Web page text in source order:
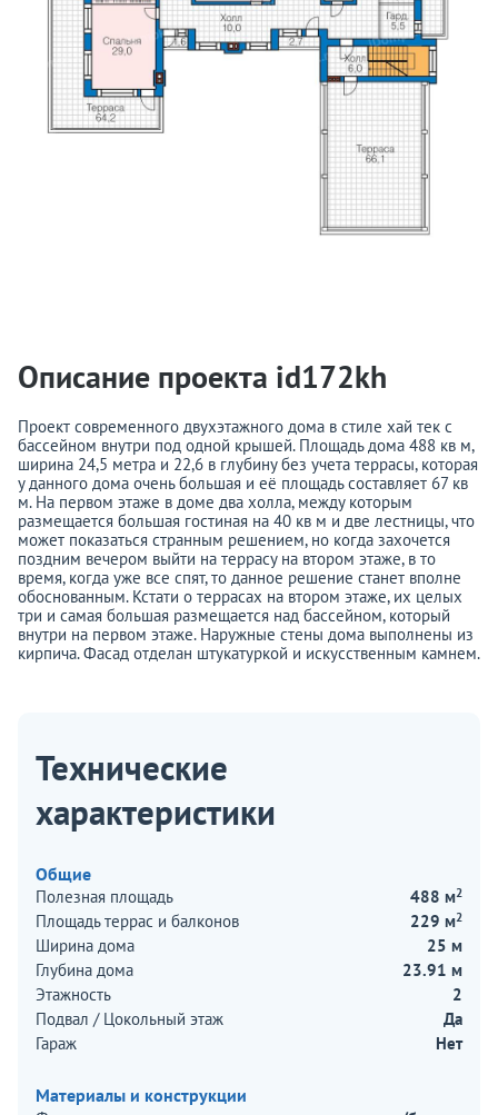
Описание проекта id172kh
Проект современного двухэтажного дома в стиле хай тек с
бассейном внутри под одной крышей. Площадь дома 488 кв м,
ширина 24,5 метра и 22,6 в глубину без учета террасы, которая
у данного дома очень большая и её площадь составляет 67 кв
м. На первом этаже в доме два холла, между которым
размещается большая гостиная на 40 кв м и две лестницы, что
может показаться странным решением, но когда захочется
поздним вечером выйти на террасу на втором этаже, в то
время, когда уже все спят, то данное решение станет вполне
обоснованным. Кстати о террасах на втором этаже, их целых
три и самая большая размещается над бассейном, который
внутри на первом этаже. Наружные стены дома выполнены из
кирпича. Фасад отделан штукатуркой и искусственным камнем.
Технические
характеристики
Общие
Полезная площадь 488 м2
Площадь террас и балконов 229 м2
Ширина дома
25 м
Глубина дома
23.91 м
Этажность
2
Подвал / Цокольный этаж
Да
Гараж
Нет
Материалы и конструкции